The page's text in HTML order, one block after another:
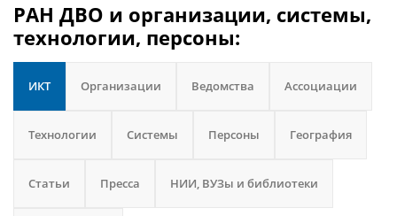
РАН ДВО и организации, системы,
технологии, персоны:
ИКТ Организации Ведомства Ассоциации
Технологии Системы Персоны География
Статьи Пресса НИИ, ВУЗы и библиотеки